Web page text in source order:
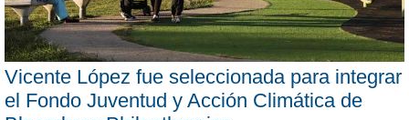
Vicente López fue seleccionada para integrar
el Fondo Juventud y Acción Climática de